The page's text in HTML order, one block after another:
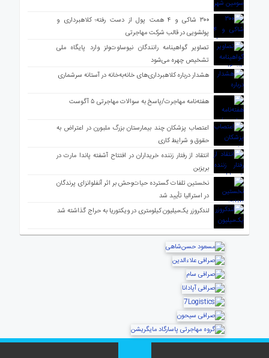
۳۰۰ شاکی و ۴ همت پول از دست رفته؛ کلاهبرداری و
پولشویی در قالب شرکت مهاجرتی
تصاویر گواهینامه رانندگان نیوساوت‌ولز وارد پایگاه ملی
تشخیص چهره می‌شود
هشدار درباره کلاهبرداری‌های خانه‌به‌خانه در آستانه سرشماری
هفته‌نامه مهاجرت/پاسخ به سوالات مهاجرتی ۵ آگوست
اعتصاب پزشکان چند بیمارستان بزرگ ملبورن در اعتراض به
حقوق و شرایط کاری
انتقاد از رفتار زننده خریداران در افتتاح آشفته پاندا مارت در
بریزبن
نخستین تلفات گسترده حیات‌وحش بر اثر آنفلوانزای پرندگان
در استرالیا تأیید شد
لندکروزر یک‌میلیون کیلومتری در ویکتوریا به حراج گذاشته شد